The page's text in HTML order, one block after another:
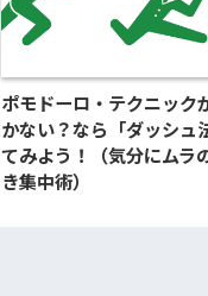
ポモドーロ・テクニック
かない？なら「ダッシュ
てみよう！（気分にムラ
き集中術）